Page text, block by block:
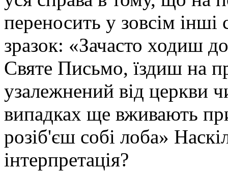
переносить у зовсім
зразок: «Зачасто ходиш
Святе Письмо, їздиш на
узалежнений від церкви
випадках ще вживають
розіб'єш собі лоба»
інтерпретація?